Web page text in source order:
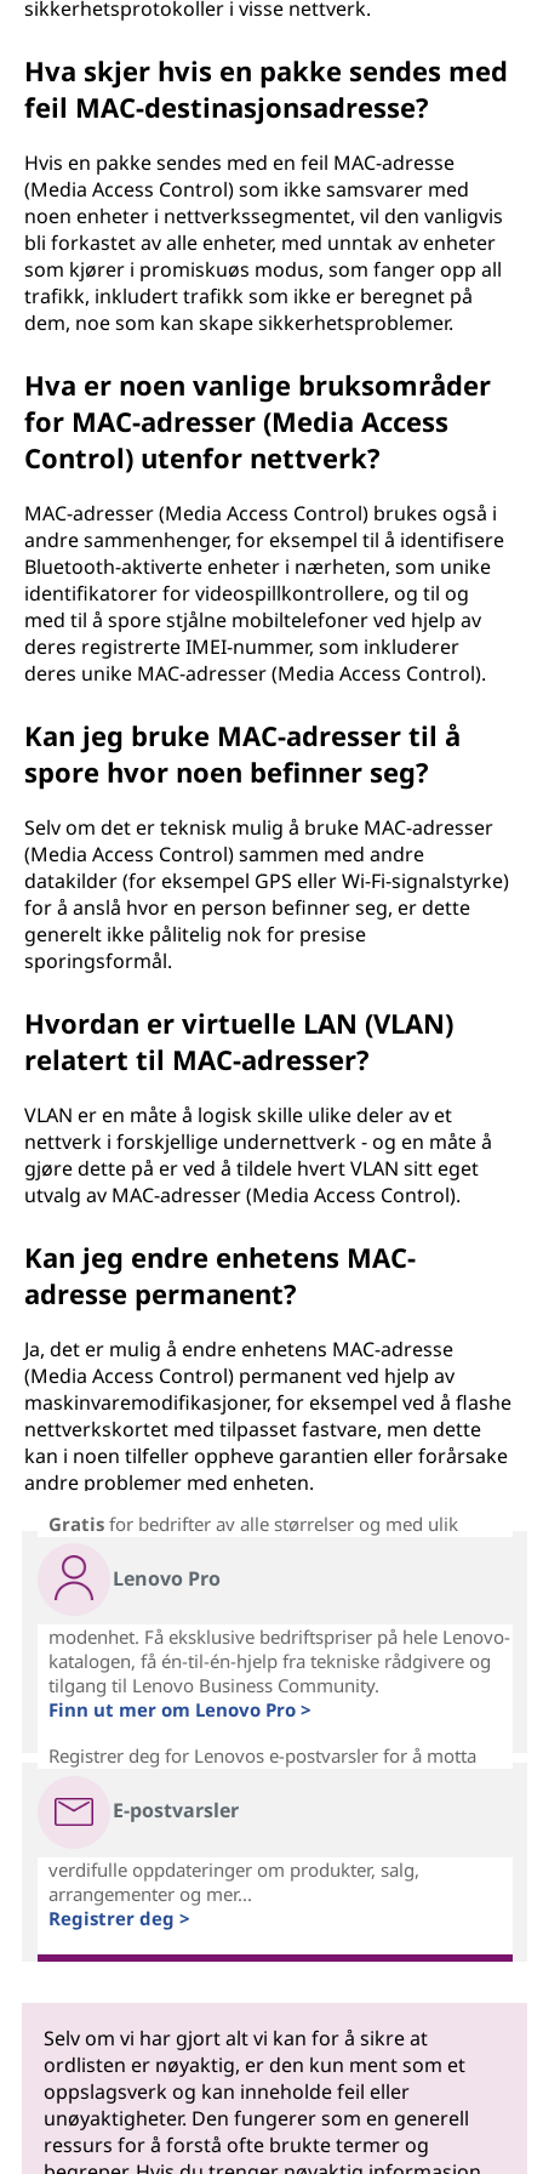
sikkerhetsprotokoller i visse nettverk.
Hva skjer hvis en pakke sendes med
feil MAC-destinasjonsadresse?
Hvis en pakke sendes med en feil MAC-adresse
(Media Access Control) som ikke samsvarer med
noen enheter i nettverkssegmentet, vil den vanligvis
bli forkastet av alle enheter, med unntak av enheter
som kjører i promiskuøs modus, som fanger opp all
trafikk, inkludert trafikk som ikke er beregnet på
dem, noe som kan skape sikkerhetsproblemer.
Hva er noen vanlige bruksområder
for MAC-adresser (Media Access
Control) utenfor nettverk?
MAC-adresser (Media Access Control) brukes også i
andre sammenhenger, for eksempel til å identifisere
Bluetooth-aktiverte enheter i nærheten, som unike
identifikatorer for videospillkontrollere, og til og
med til å spore stjålne mobiltelefoner ved hjelp av
deres registrerte IMEI-nummer, som inkluderer
deres unike MAC-adresser (Media Access Control).
Kan jeg bruke MAC-adresser til å
spore hvor noen befinner seg?
Selv om det er teknisk mulig å bruke MAC-adresser
(Media Access Control) sammen med andre
datakilder (for eksempel GPS eller Wi-Fi-signalstyrke)
for å anslå hvor en person befinner seg, er dette
generelt ikke pålitelig nok for presise
sporingsformål.
Hvordan er virtuelle LAN (VLAN)
relatert til MAC-adresser?
VLAN er en måte å logisk skille ulike deler av et
nettverk i forskjellige undernettverk - og en måte å
gjøre dette på er ved å tildele hvert VLAN sitt eget
utvalg av MAC-adresser (Media Access Control).
Kan jeg endre enhetens MAC-
adresse permanent?
Ja, det er mulig å endre enhetens MAC-adresse
(Media Access Control) permanent ved hjelp av
maskinvaremodifikasjoner, for eksempel ved å flashe
nettverkskortet med tilpasset fastvare, men dette
kan i noen tilfeller oppheve garantien eller forårsake
andre problemer med enheten.
Lenovo Pro
Gratisfor bedrifter av alle størrelser og med ulik
modenhet. Få eksklusive bedriftspriser på hele Lenovo-
katalogen, få én-til-én-hjelp fra tekniske rådgivere og
tilgang til Lenovo Business Community.
Finn ut mer om Lenovo Pro >
E-postvarsler
Registrer deg for Lenovos e-postvarsler for å motta
verdifulle oppdateringer om produkter, salg,
arrangementer og mer...
Registrer deg >
Selv om vi har gjort alt vi kan for å sikre at
ordlisten er nøyaktig, er den kun ment som et
oppslagsverk og kan inneholde feil eller
unøyaktigheter. Den fungerer som en generell
ressurs for å forstå ofte brukte termer og